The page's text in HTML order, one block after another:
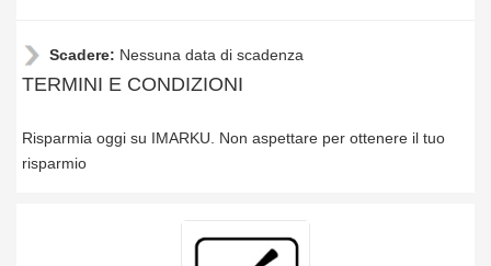
Scadere: Nessuna data di scadenza
TERMINI E CONDIZIONI
Risparmia oggi su IMARKU. Non aspettare per ottenere il tuo
risparmio